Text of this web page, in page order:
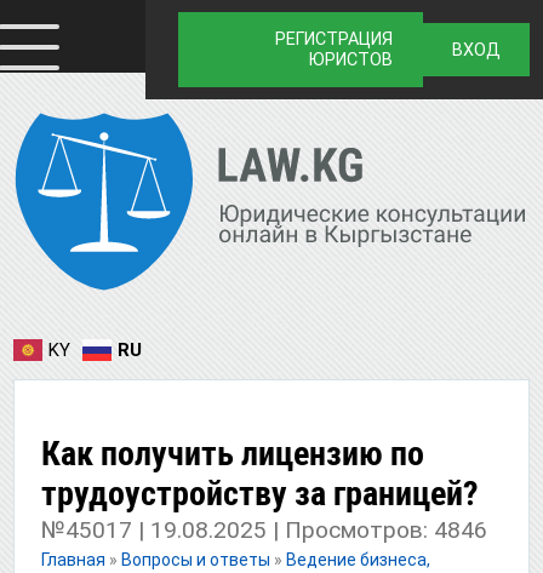
РЕГИСТРАЦИЯ
ЮРИСТОВ
ВХОД
KY RU
Как получить лицензию по
трудоустройству за границей?
№45017 | 19.08.2025 | Просмотров: 4846
Главная » Вопросы и ответы » Ведение бизнеса,